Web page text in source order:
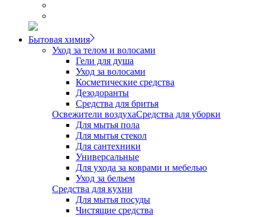
Бытовая химия
Уход за телом и волосами
Гели для душа
Уход за волосами
Косметические средства
Дезодоранты
Средства для бритья
Освежители воздухаСредства для уборки
Для мытья пола
Для мытья стекол
Для сантехники
Универсальные
Для ухода за коврами и мебелью
Уход за бельем
Средства для кухни
Для мытья посуды
Чистящие средства